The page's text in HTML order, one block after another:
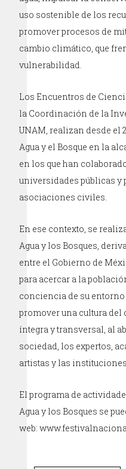
uso sostenible de los
promover procesos de
cambio climático, que
vulnerabilidad.
Los Encuentros de
la Coordinación de la
UNAM, realizan desde el
Agua y el Bosque en la
en los que han
universidades públicas y
asociaciones civiles.
En ese contexto, se
Agua y los Bosques,
entre el Gobierno de
para acercar a la
conciencia de su
promover una cultura del
íntegra y transversal, al
sociedad, los expertos,
artistas y las
El programa de
Agua y los Bosques se
web: